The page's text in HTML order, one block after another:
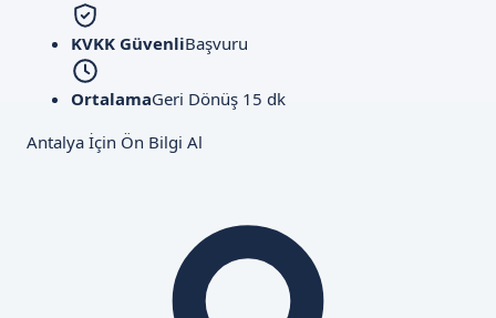
KVKK GüvenliBaşvuru
OrtalamaGeri Dönüş 15 dk
Antalya İçin Ön Bilgi Al